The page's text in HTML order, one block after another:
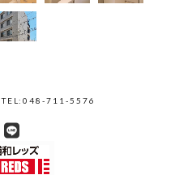
TEL:048-711-5576